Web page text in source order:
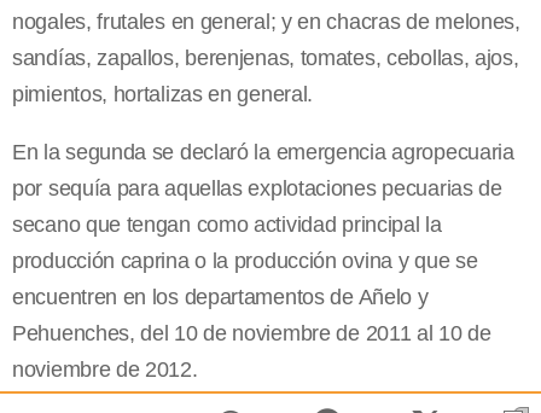
nogales, frutales en general; y en chacras de melones,
sandías, zapallos, berenjenas, tomates, cebollas, ajos,
pimientos, hortalizas en general.
En la segunda se declaró la emergencia agropecuaria
por sequía para aquellas explotaciones pecuarias de
secano que tengan como actividad principal la
producción caprina o la producción ovina y que se
encuentren en los departamentos de Añelo y
Pehuenches, del 10 de noviembre de 2011 al 10 de
noviembre de 2012.